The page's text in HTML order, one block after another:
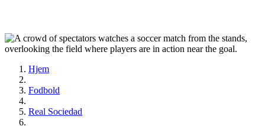
Hjem
Fodbold
Real Sociedad